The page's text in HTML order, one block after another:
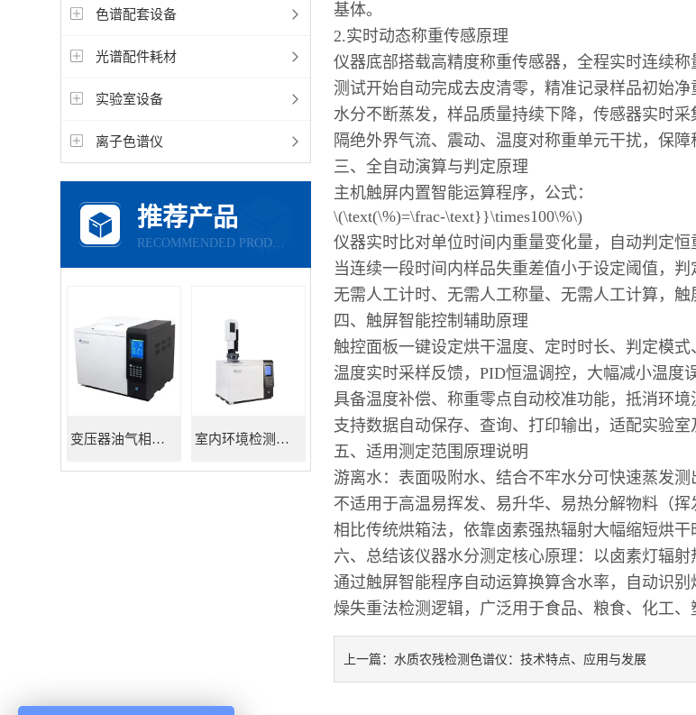
色谱配套设备
光谱配件耗材
实验室设备
离子色谱仪
推荐产品
RECOMMENDED PRODUCTS
变压器油气相色谱仪 室内环境检测色谱仪
基体。
2.实时动态称重传感原理
仪器底部搭载高精度称重传感器，全程实时连续
测试开始自动完成去皮清零，精准记录样品初始净
水分不断蒸发，样品质量持续下降，传感器实时
隔绝外界气流、震动、温度对称重单元干扰，保
三、全自动演算与判定原理
主机触屏内置智能运算程序，公式：
\(\text(\%)=\frac-\text}}\times100\%\)
仪器实时比对单位时间内重量变化量，自动判定恒
当连续一段时间内样品失重差值小于设定阈值，
无需人工计时、无需人工称量、无需人工计算，
四、触屏智能控制辅助原理
触控面板一键设定烘干温度、定时时长、判定模式
温度实时采样反馈，PID恒温调控，大幅减小温度
具备温度补偿、称重零点自动校准功能，抵消环
支持数据自动保存、查询、打印输出，适配实验
五、适用测定范围原理说明
游离水：表面吸附水、结合不牢水分可快速蒸发测
不适用于高温易挥发、易升华、易热分解物料（
相比传统烘箱法，依靠卤素强热辐射大幅缩短烘
六、总结该仪器水分测定核心原理：以卤素灯辐
通过触屏智能程序自动运算换算含水率，自动识
燥失重法检测逻辑，广泛用于食品、粮食、化工
上一篇： 水质农残检测色谱仪：技术特点、应用与发展